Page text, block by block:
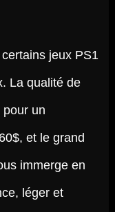
jeux PS1
La qualité de
un
et le grand
immerge en
léger et